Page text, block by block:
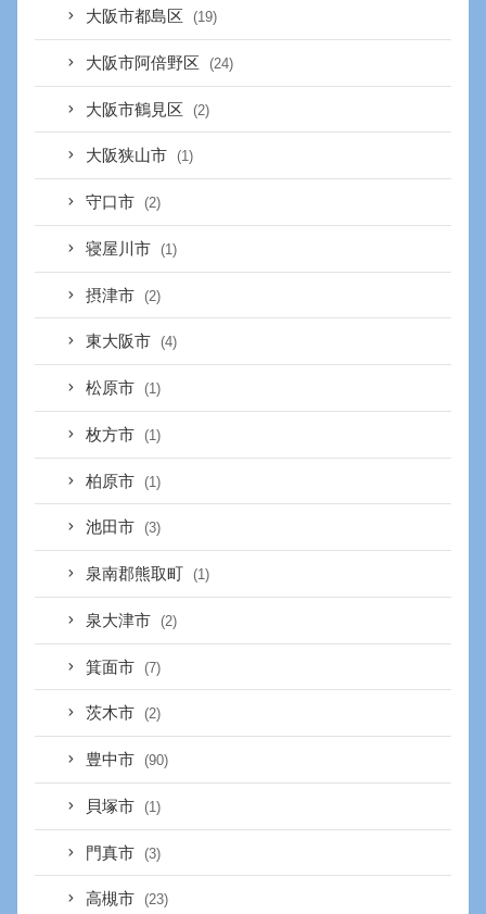
大阪市都島区 (19)
大阪市阿倍野区 (24)
大阪市鶴見区 (2)
大阪狭山市 (1)
守口市 (2)
寝屋川市 (1)
摂津市 (2)
東大阪市 (4)
松原市 (1)
枚方市 (1)
柏原市 (1)
池田市 (3)
泉南郡熊取町 (1)
泉大津市 (2)
箕面市 (7)
茨木市 (2)
豊中市 (90)
貝塚市 (1)
門真市 (3)
高槻市 (23)